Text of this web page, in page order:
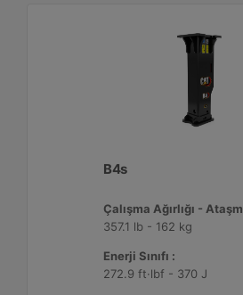
B4s
Çalışma Ağırlığı -
357.1 lb - 162 kg
Enerji Sınıfı :
272.9 ft·lbf - 370 J